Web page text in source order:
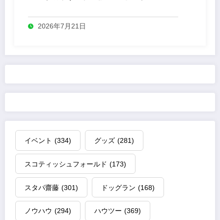
2026年7月21日
イベント (334) グッズ (281)
スコティッシュフォールド (173)
スタパ齋藤 (301) ドッグラン (168)
ノウハウ (294) ハウツー (369)